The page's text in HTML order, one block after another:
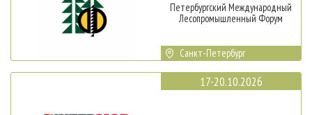
Петербургский Международный
Лесопромышленный Форум
Санкт-Петербург
17-20.10.2026